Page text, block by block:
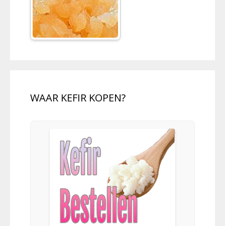
WAAR KEFIR KOPEN?